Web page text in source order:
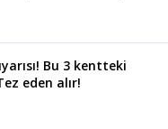
Bu 3 kentteki
eden alır!